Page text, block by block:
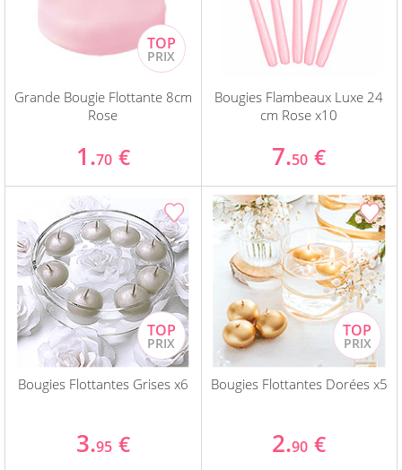
Grande Bougie Flottante 8cm
Rose
1.70 €
Bougies Flambeaux Luxe 24
cm Rose x10
7.50 €
Bougies Flottantes Grises x6
3.95 €
Bougies Flottantes Dorées x5
2.90 €